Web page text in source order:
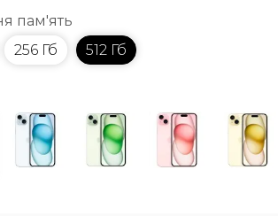
пам'ять
256 Гб 512 Гб